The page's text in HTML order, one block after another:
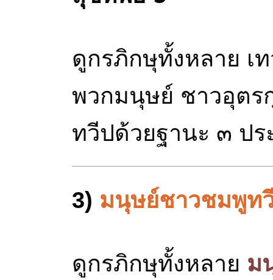
ดูกรภิกษุทั้งหลาย เ
พวกมนุษย์ ชาวอุตร
ทวีปด้วยฐานะ ๓ ปร
3) มนุษย์ชาวชมพูท
ดูกรภิกษุทั้งหลาย ม